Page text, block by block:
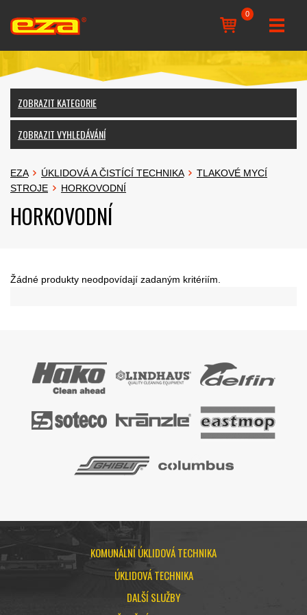
0
ZOBRAZIT KATEGORIE
ZOBRAZIT VYHLEDÁVÁNÍ
EZA ÚKLIDOVÁ A ČISTÍCÍ TECHNIKA
TLAKOVÉ MYCÍ
STROJE
HORKOVODNÍ
HORKOVODNÍ
Žádné produkty neodpovídají zadaným kritériím.
KOMUNÁLNÍ ÚKLIDOVÁ TECHNIKA
ÚKLIDOVÁ TECHNIKA
DALŠÍ SLUŽBY